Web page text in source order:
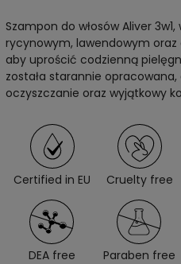
Szampon do włosów Aliver
rycynowym, lawendowym oraz
aby uprościć codzienną
została starannie
oczyszczanie oraz wyjątkowy
Certified in EU Cruelty free
DEA free Paraben free